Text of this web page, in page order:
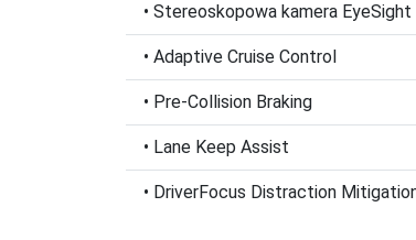
• Stereoskopowa kamera EyeSight
• Adaptive Cruise Control
• Pre-Collision Braking
• Lane Keep Assist
• DriverFocus Distraction